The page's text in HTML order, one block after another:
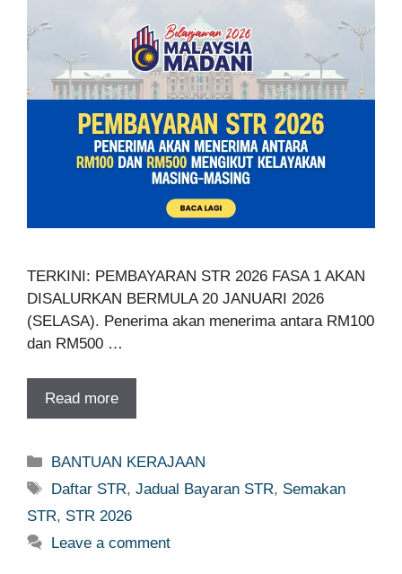
TERKINI: PEMBAYARAN STR 2026 FASA 1 AKAN
DISALURKAN BERMULA 20 JANUARI 2026
(SELASA). Penerima akan menerima antara RM100
dan RM500 …
Read more
Categories
BANTUAN KERAJAAN
Tags
Daftar STR,Jadual Bayaran STR, Semakan
STR, STR 2026
Leave a comment